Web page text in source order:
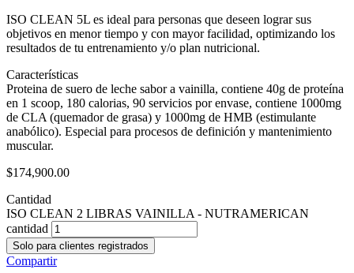
ISO CLEAN 5L es ideal para personas que deseen lograr sus
objetivos en menor tiempo y con mayor facilidad, optimizando los
resultados de tu entrenamiento y/o plan nutricional.
Características
Proteina de suero de leche sabor a vainilla, contiene 40g de proteína
en 1 scoop, 180 calorias, 90 servicios por envase, contiene 1000mg
de CLA (quemador de grasa) y 1000mg de HMB (estimulante
anabólico). Especial para procesos de definición y mantenimiento
muscular.
$174,900.00
Cantidad
ISO CLEAN 2 LIBRAS VAINILLA - NUTRAMERICAN
cantidad
Solo para clientes registrados
Compartir